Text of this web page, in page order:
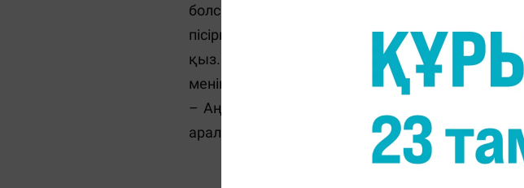
болсам бар ғой, анашым, оның музасы болып
пісірген тағамымнан, әр қимылымнан шабыт
қыз. Ақын деген бірде қарт, бірде сәби,
менің қолымнан келмей ме, айтыңызшы.
– Аңғалым-ай, бәрі сен ойлағандай оңай
араласқанда абай болшы...